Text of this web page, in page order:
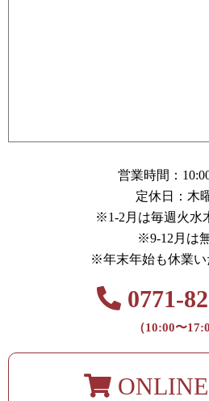
営業時間：
定休日：木
※1-2月は毎週火水
※9-12月は
※年末年始も休業い
0771-
（10:00〜